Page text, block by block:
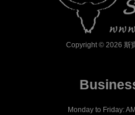
Copyright © 2026 斯
Monday to Friday: